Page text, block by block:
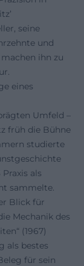
seine
und
ihn zu
eines
Umfeld –
früh die Bühne
studierte
als
sammelte.
Blick für
Mechanik des
(1967)
als bestes
für sein